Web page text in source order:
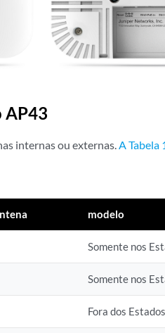
AP43
internas ou externas. A Tabela
modelo
Somente nos
Somente nos
Fora dos